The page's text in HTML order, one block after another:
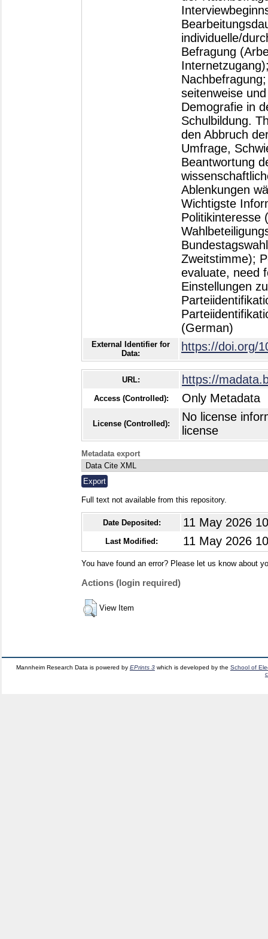
individuelle/
Befragung
seitenweise
Demografie in
Schulbildung.
den Abbruch
Umfrage,
Beantwortung
Ablenkungen
Wichtigste
Politikinteresse
Zweitstimme);
evaluate, need
Einstellungen
(German)
External Identifier for
Data:
https://doi.org/
URL: https://
Access (Controlled): Only Metadata
License (Controlled):
No license
license
Metadata export
Full text not available from this repository.
Date Deposited: 11 May 2026
Last Modified: 11 May 2026
You have found an error? Please let us know about
Actions (login required)
View Item
Mannheim Research Data is powered by EPrints 3which is developed by the School of